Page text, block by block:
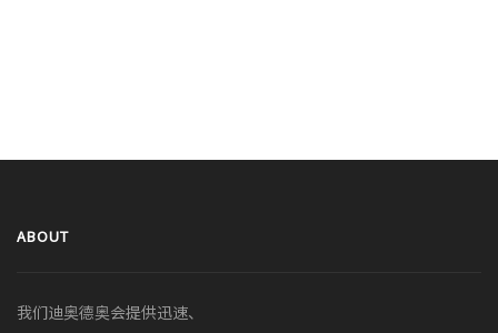
ABOUT
我们迪奥德奥会提供迅速、